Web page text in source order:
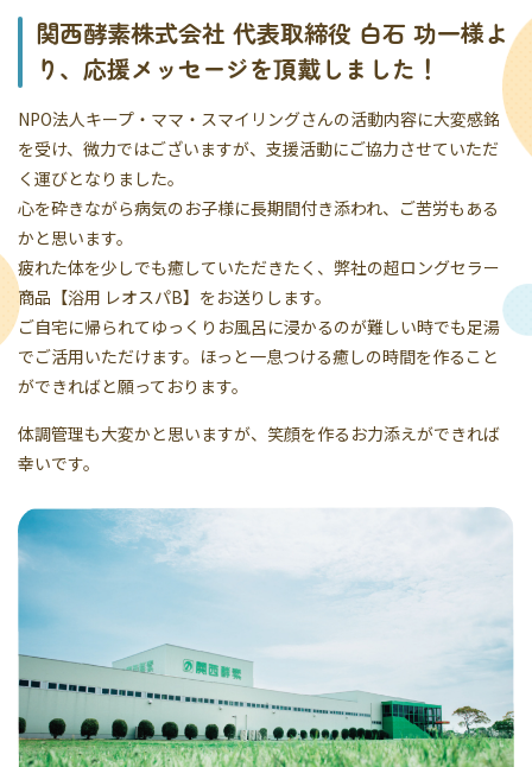
関西酵素株式会社 代表取締役 白石 功一様よ
り、応援メッセージを頂戴しました！
NPO法人キープ・ママ・スマイリングさんの活動内容に大変感銘
を受け、微力ではございますが、支援活動にご協力させていただ
く運びとなりました。
心を砕きながら病気のお子様に長期間付き添われ、ご苦労もある
かと思います。
疲れた体を少しでも癒していただきたく、弊社の超ロングセラー
商品【浴用 レオスパB】をお送りします。
ご自宅に帰られてゆっくりお風呂に浸かるのが難しい時でも足湯
でご活用いただけます。ほっと一息つける癒しの時間を作ること
ができればと願っております。
体調管理も大変かと思いますが、笑顔を作るお力添えができれば
幸いです。